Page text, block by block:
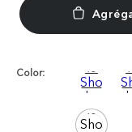
Color: